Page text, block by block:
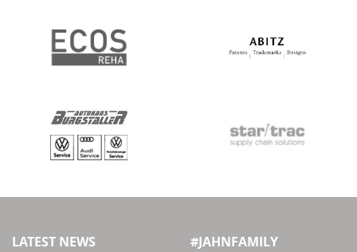
LATEST NEWS
#JAHNFAMILY